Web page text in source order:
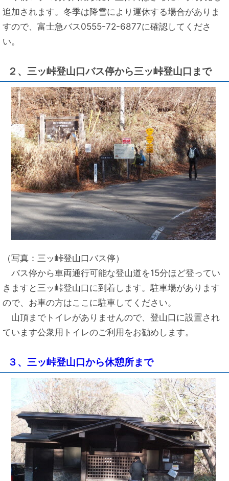
追加されます。冬季は降雪により運休する場合がありま
すので、富士急バス0555-72-6877に確認してくださ
い。
２、三ッ峠登山口バス停から三ッ峠登山口まで
（写真：三ッ峠登山口バス停）
バス停から車両通行可能な登山道を15分ほど登ってい
きますと三ッ峠登山口に到着します。駐車場があります
ので、お車の方はここに駐車してください。
山頂までトイレがありませんので、登山口に設置され
ています公衆用トイレのご利用をお勧めします。
３、三ッ峠登山口から休憩所まで